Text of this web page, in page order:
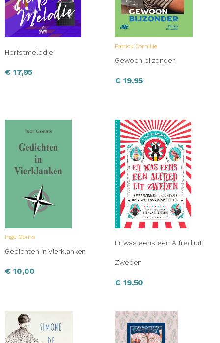
Herfstmelodie
€ 17,95
Patrick Cornillie
Gewoon bijzonder
€ 19,95
Inge Gorris
Gedichten in Vierklanken
€ 10,00
Er was eens een Alfred uit
Zweden
€ 19,50